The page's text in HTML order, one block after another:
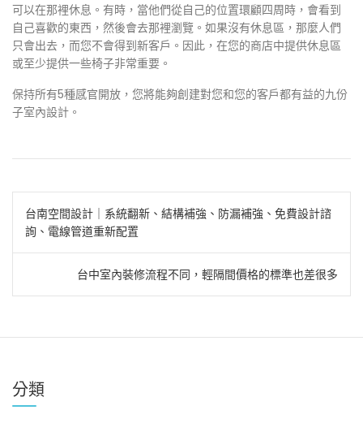
可以在那裡休息。有時，當他們從自己的位置環顧四周時，會看到
自己喜歡的東西，然後會去那裡瀏覽。如果沒有休息區，那麼人們
只會出去，而您不會得到新客戶。因此，在您的商店中提供休息區
或至少提供一些椅子非常重要。
保持所有5種感官開放，您將能夠創建對您和您的客戶都有益的九份
子室內設計。
文
章
台南空間設計｜系統翻新、結構補強、防漏補強、免費設計諮
詢、電線管道重新配置
台中室內裝修流程不同，輕隔間價格的標準也差很多
分類